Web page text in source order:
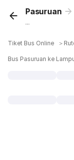
Pasuruan
...
Tiket Bus Online ＞
Bus Pasuruan ke